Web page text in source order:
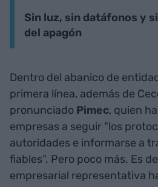
Sin luz, sin datáfonos y
del apagón
Dentro del abanico de
primera línea, además de
pronunciado Pimec, quien
empresas a seguir "los
autoridades e informarse a
fiables". Pero poco más. Es
empresarial representativa